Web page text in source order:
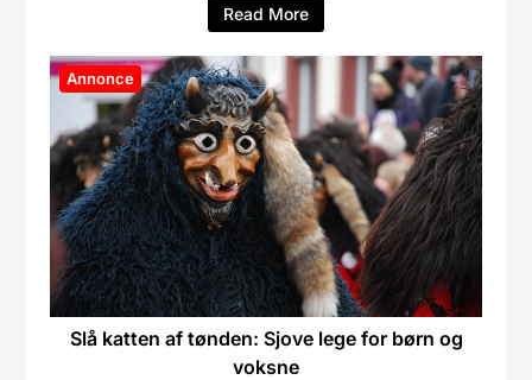
Read More
Annonce
Slå katten af tønden: Sjove lege for børn og
voksne